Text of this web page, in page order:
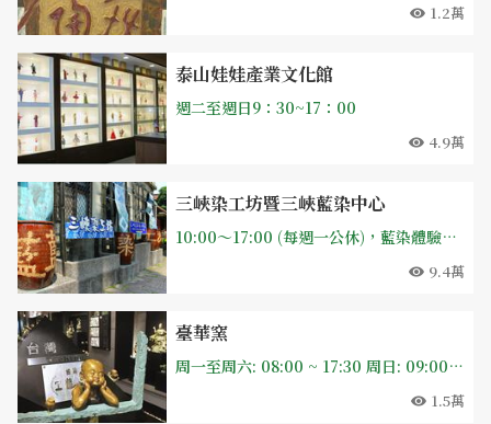
1.2萬
泰山娃娃產業文化館
週二至週日9：30~17：00
4.9萬
三峽染工坊暨三峽藍染中心
10:00～17:00 (每週一公休)，藍染體驗：每週六、日10:00~16:00 平日僅接受20人以上團體預約)，每週一公休
9.4萬
臺華窯
周一至周六: 08:00 ~ 17:30 周日: 09:00 ~ 18:00
1.5萬